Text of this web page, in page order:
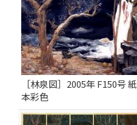
［林泉図］2005年 F150号 紙
本彩色